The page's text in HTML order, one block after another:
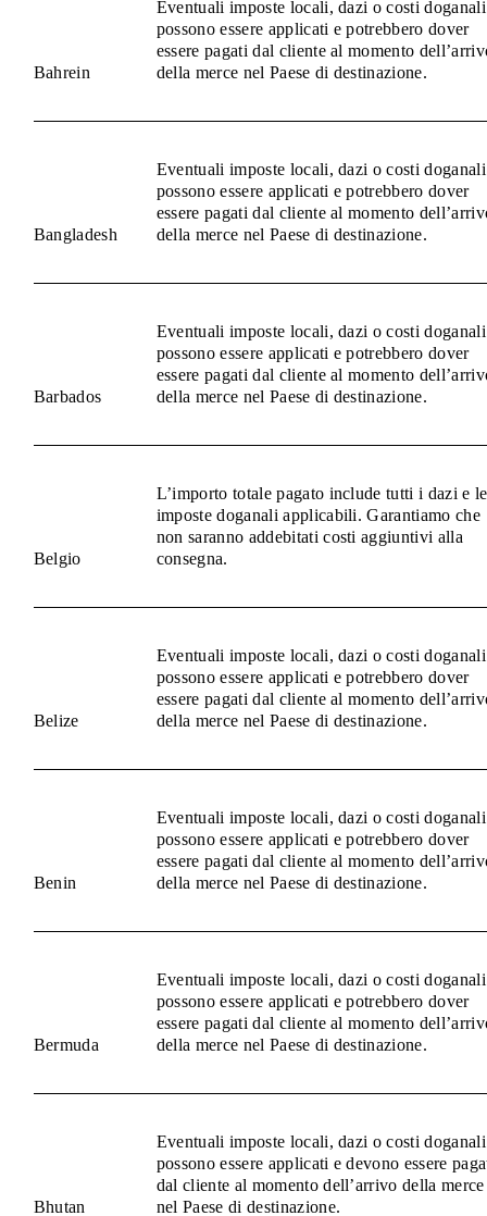
Bahrein
Eventuali imposte locali, dazi o costi doganali
possono essere applicati e potrebbero dover
essere pagati dal cliente al momento
della merce nel Paese di destinazione.
Bangladesh
Eventuali imposte locali, dazi o costi doganali
possono essere applicati e potrebbero dover
essere pagati dal cliente al momento
della merce nel Paese di destinazione.
Barbados
Eventuali imposte locali, dazi o costi doganali
possono essere applicati e potrebbero dover
essere pagati dal cliente al momento
della merce nel Paese di destinazione.
Belgio
L’importo totale pagato include tutti i dazi e le
imposte doganali applicabili. Garantiamo che
non saranno addebitati costi aggiuntivi alla
consegna.
Belize
Eventuali imposte locali, dazi o costi doganali
possono essere applicati e potrebbero dover
essere pagati dal cliente al momento
della merce nel Paese di destinazione.
Benin
Eventuali imposte locali, dazi o costi doganali
possono essere applicati e potrebbero dover
essere pagati dal cliente al momento
della merce nel Paese di destinazione.
Bermuda
Eventuali imposte locali, dazi o costi doganali
possono essere applicati e potrebbero dover
essere pagati dal cliente al momento
della merce nel Paese di destinazione.
Bhutan
Eventuali imposte locali, dazi o costi doganali
possono essere applicati e devono essere
dal cliente al momento dell’arrivo della merce
nel Paese di destinazione.